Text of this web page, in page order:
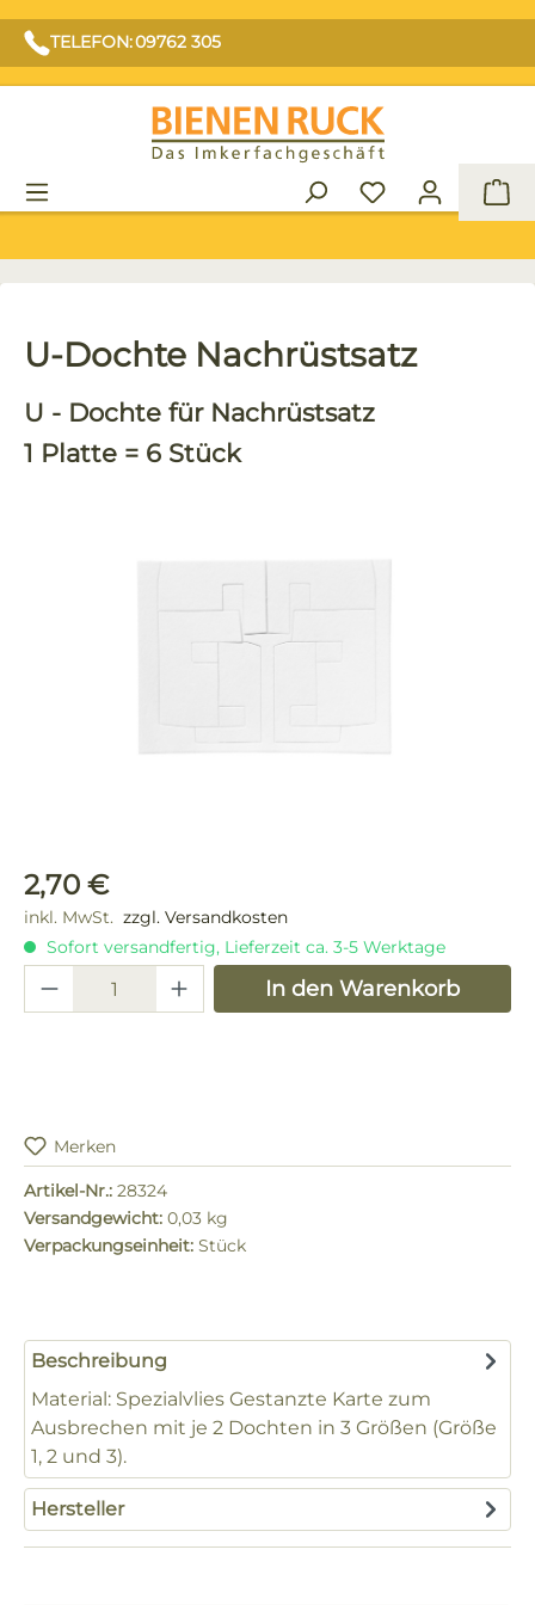
TELEFON: 09762 305
U-Dochte Nachrüstsatz
U - Dochte für Nachrüstsatz
1 Platte = 6 Stück
Regulärer Preis:
2,70 €
inkl. MwSt. zzgl. Versandkosten
Sofort versandfertig, Lieferzeit ca. 3-5 Werktage
Produkt Anzahl: Gib denIn den Warenkorb
Merken
Artikel-Nr.: 28324
Versandgewicht: 0,03 kg
Verpackungseinheit: Stück
Beschreibung
Material: Spezialvlies Gestanzte Karte zum
Ausbrechen mit je 2 Dochten in 3 Größen (Größe
1, 2 und 3).
Hersteller